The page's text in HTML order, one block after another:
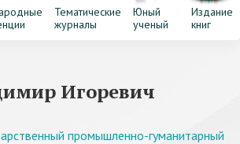
Тематические
журналы
Юный
ученый
Издание
книг
Игоревич
промышленно-гуманитарный